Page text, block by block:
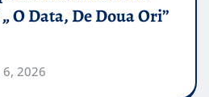
O Data, De Doua Ori”
6, 2026